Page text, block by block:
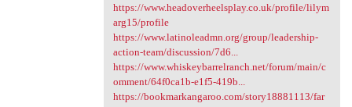
https://www.headoverheelsplay.co.uk/profile/lilym
arg15/profile
https://www.latinoleadmn.org/group/leadership-
action-team/discussion/7d6...
https://www.whiskeybarrelranch.net/forum/main/c
omment/64f0ca1b-e1f5-419b...
https://bookmarkangaroo.com/story18881113/far